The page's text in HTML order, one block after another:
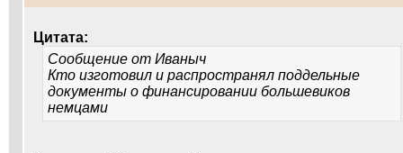
Цитата:
Сообщение от Иваныч
Кто изготовил и распространял поддельные
документы о финансировании большевиков
немцами